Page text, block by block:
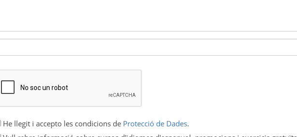
He llegit i accepto les condicions de Protecció de Dades.